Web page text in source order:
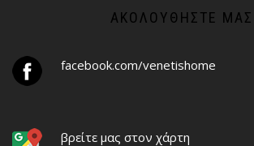
ΑΚΟΛΟΥΘΉΣΤΕ ΜΑΣ
facebook.com/venetishome
βρείτε μας στον χάρτη